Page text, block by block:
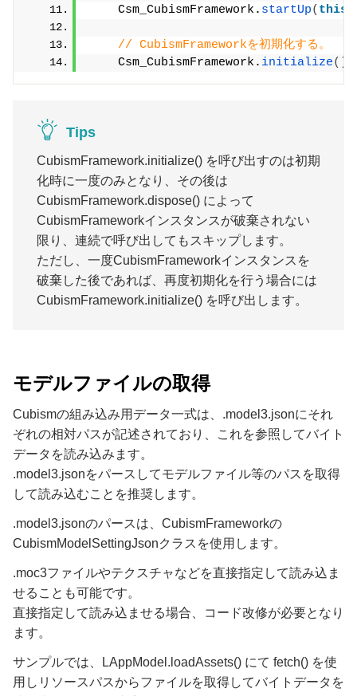
    Csm_CubismFramework.
startUp( this
// CubismFrameworkを初期化する。
    Csm_CubismFramework.
initialize()
Tips
CubismFramework.initialize() を呼び出すのは初期
化時に一度のみとなり、その後は
CubismFramework.dispose() によって
CubismFrameworkインスタンスが破棄されない
限り、連続で呼び出してもスキップします。
ただし、一度CubismFrameworkインスタンスを
破棄した後であれば、再度初期化を行う場合には
CubismFramework.initialize() を呼び出します。
モデルファイルの取得
Cubismの組み込み用データ一式は、.model3.jsonにそれ
ぞれの相対パスが記述されており、これを参照してバイト
データを読み込みます。
.model3.jsonをパースしてモデルファイル等のパスを取得
して読み込むことを推奨します。
.model3.jsonのパースは、CubismFrameworkの
CubismModelSettingJsonクラスを使用します。
.moc3ファイルやテクスチャなどを直接指定して読み込ま
せることも可能です。
直接指定して読み込ませる場合、コード改修が必要となり
ます。
サンプルでは、LAppModel.loadAssets() にて fetch() を使
用しリソースパスからファイルを取得してバイトデータを